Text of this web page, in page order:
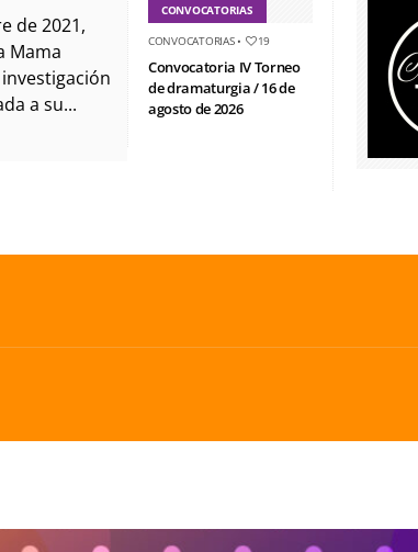
de 2021,
Mama
a su...
CONVOCATORIAS
CONVOCATORIAS• 19
Convocatoria IV Torneo
de dramaturgia / 16 de
agosto de 2026